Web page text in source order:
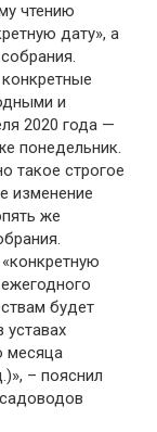
чтению
дату», а
и
2020 года —
понедельник.
такое строгое
изменение
же
будет
месяца
– пояснил